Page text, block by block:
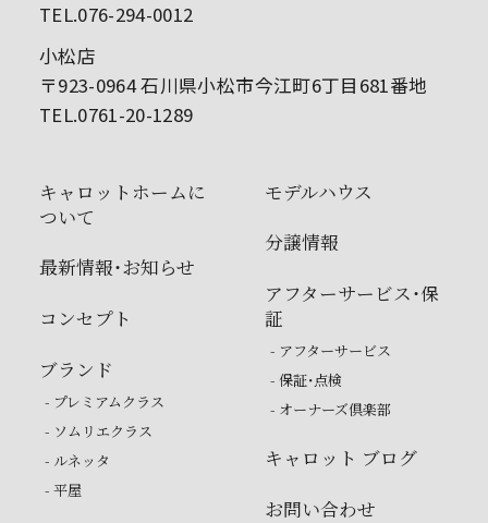
TEL.076-294-0012
小松店
〒923-0964 石川県小松市今江町6丁目681番地
TEL.0761-20-1289
キャロットホームに
ついて
最新情報・お知らせ
コンセプト
ブランド
- プレミアムクラス
- ソムリエクラス
- ルネッタ
- 平屋
モデルハウス
分譲情報
アフターサービス・保
証
- アフターサービス
- 保証・点検
- オーナーズ倶楽部
キャロット ブログ
お問い合わせ